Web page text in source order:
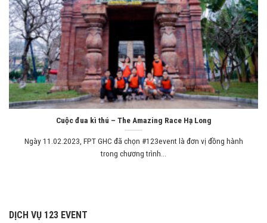
Cuộc đua kì thú – The Amazing Race Hạ Long
Ngày 11.02.2023, FPT GHC đã chọn #123event là đơn vị đồng hành
trong chương trình...
DỊCH VỤ 123 EVENT